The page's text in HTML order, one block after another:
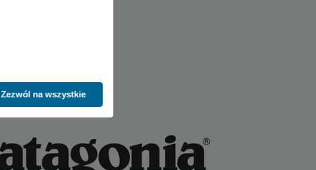
Zezwól na wszystkie